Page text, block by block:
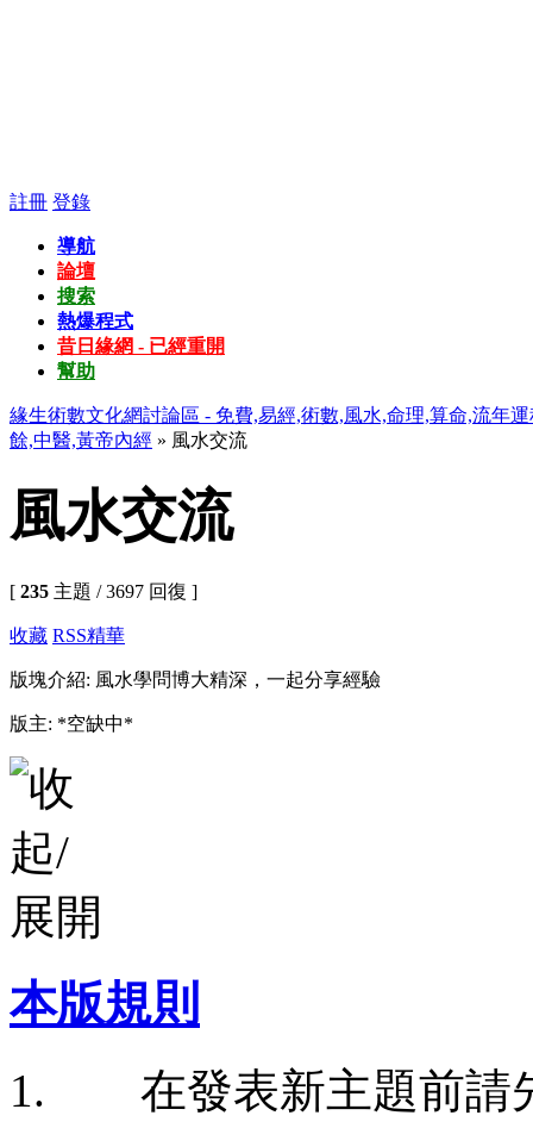
註冊 登錄
導航
論壇
搜索
熱爆程式
昔日緣網 - 已經重開
幫助
緣生術數文化網討論區 - 免費,易經,術數,風水,命理,算命,流年
餘,中醫,黃帝內經 » 風水交流
風水交流
[ 235 主題 / 3697 回復 ]
收藏 RSS精華
版塊介紹: 風水學問博大精深，一起分享經驗
版主: *空缺中*
本版規則
1. 在發表新主題前請